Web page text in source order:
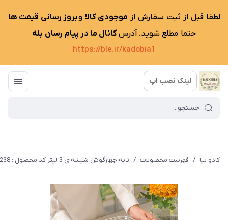
لطفا قبل از ثبت سفارش از موجودی کالا وبروز رسانی قیمت ها
حتما مطلع شوید. آدرسکانال ما در پیام رسان بله
https://ble.ir/kadobia1
لینک نصب اپ
کادو بیا / فهرست محصولات / تابه چهارگوش شیشه‌ای 3 لیتر کد محصول : 2238